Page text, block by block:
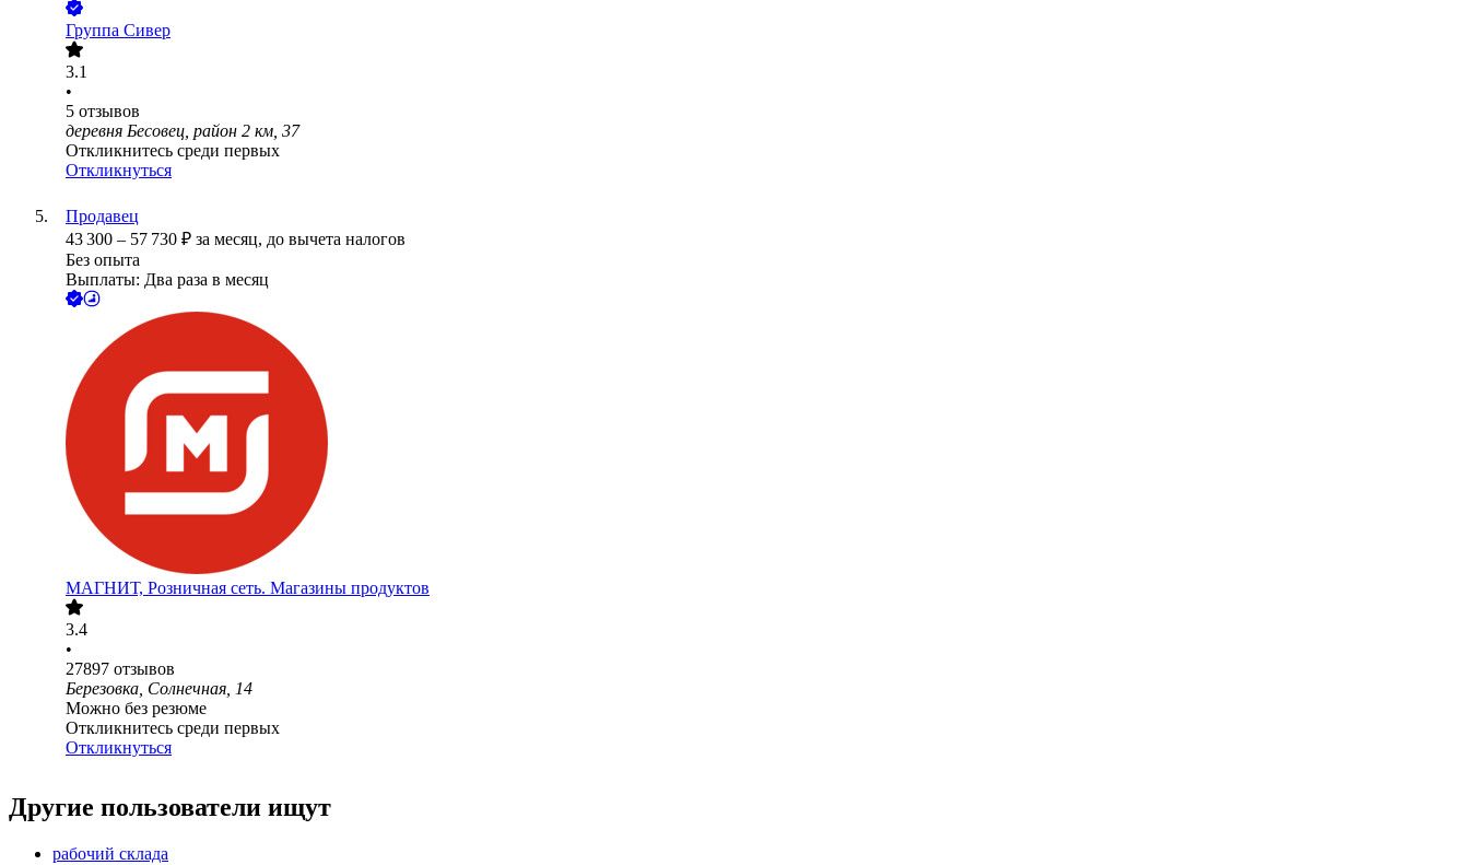
Группа Сивер
3.1
•
5 отзывов
деревня Бесовец, район 2 км, 37
Откликнитесь среди первых
Откликнуться
Продавец
43 300 – 57 730 ₽ за месяц, до вычета налогов
Без опыта
Выплаты: Два раза в месяц
МАГНИТ, Розничная сеть. Магазины продуктов
3.4
•
27897 отзывов
Березовка, Солнечная, 14
Можно без резюме
Откликнитесь среди первых
Откликнуться
Другие пользователи ищут
рабочий склада